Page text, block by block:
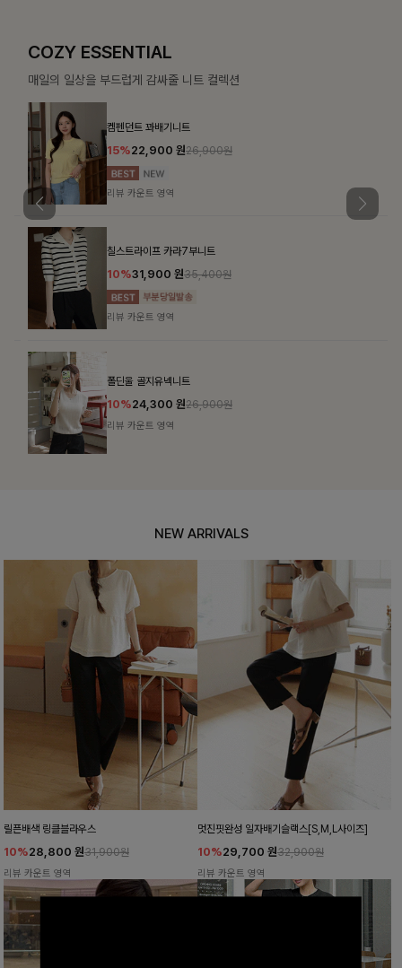
COZY ESSENTIAL
매일의 일상을 부드럽게 감싸줄 니트 컬렉션
켐펜던트 꽈배기니트
15%22,900원 26,900원
리뷰 카운트 영역
칠스트라이프 카라7부니트
10%31,900원 35,400원
리뷰 카운트 영역
폴딘울 골지유넥니트
10%24,300원 26,900원
리뷰 카운트 영역
NEW ARRIVALS
릴픈배색 링클블라우스
10%28,800 원31,900원
리뷰 카운트 영역
멋진핏완성 일자배기슬랙스[S,M,L사이즈]
10%29,700 원32,900원
리뷰 카운트 영역